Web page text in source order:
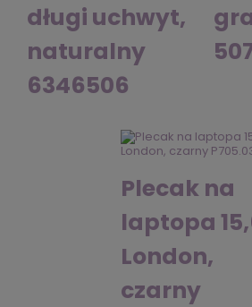
długi uchwyt,
naturalny
6346506
Plecak na
laptopa
London,
czarny